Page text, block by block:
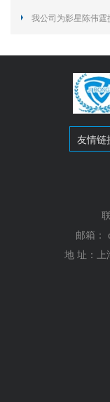
我公司为影星陈伟霆
友情链
邮箱：
地 址：上